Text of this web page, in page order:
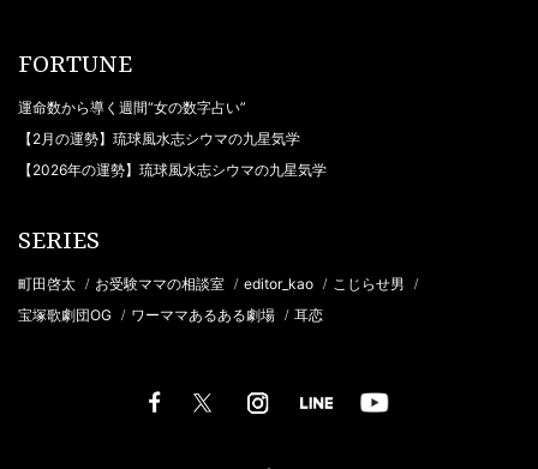
FORTUNE
運命数から導く週間“女の数字占い”
【2月の運勢】琉球風水志シウマの九星気学
【2026年の運勢】琉球風水志シウマの九星気学
SERIES
町田啓太 / お受験ママの相談室 / editor_kao / こじらせ男 /
宝塚歌劇団OG / ワーママあるある劇場 / 耳恋